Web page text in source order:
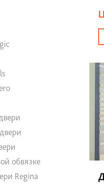
обвязке
Regina